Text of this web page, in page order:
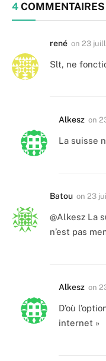
4 COMMENTAIRES
rené on 23
Slt, ne
Alkesz on
La suisse
Batou on 23
@Alkesz La
n’est pas
Alkesz on
D’où
internet »